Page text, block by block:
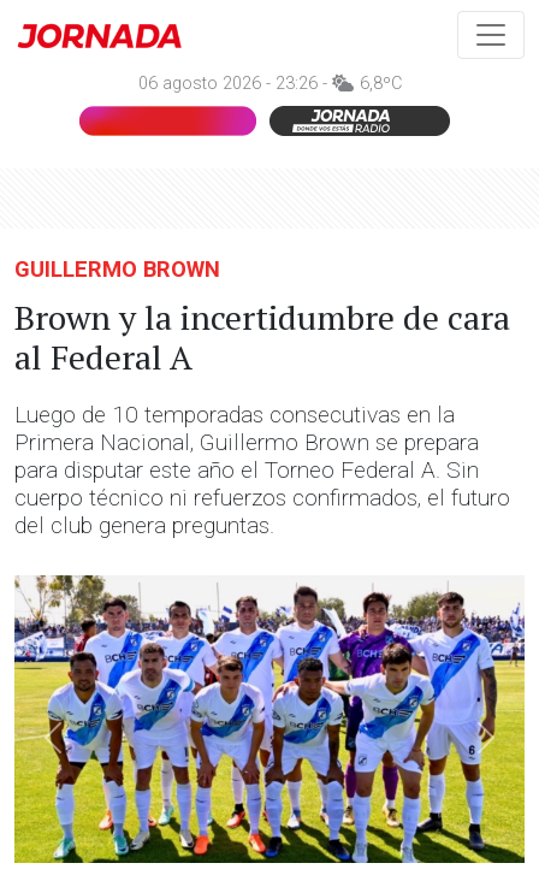
06 agosto 2026 - 23:26 - 6,8ºC
GUILLERMO BROWN
Brown y la incertidumbre de cara
al Federal A
Luego de 10 temporadas consecutivas en la
Primera Nacional, Guillermo Brown se prepara
para disputar este año el Torneo Federal A. Sin
cuerpo técnico ni refuerzos confirmados, el futuro
del club genera preguntas.
Anterior